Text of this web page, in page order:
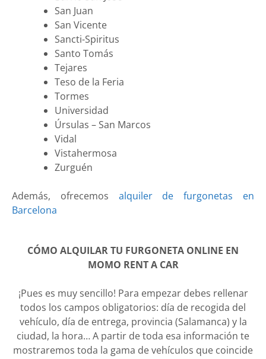
San Juan
San Vicente
Sancti-Spiritus
Santo Tomás
Tejares
Teso de la Feria
Tormes
Universidad
Úrsulas – San Marcos
Vidal
Vistahermosa
Zurguén
Además, ofrecemos alquiler de furgonetas en
Barcelona
CÓMO ALQUILAR TU FURGONETA ONLINE EN
MOMO RENT A CAR
¡Pues es muy sencillo! Para empezar debes rellenar
todos los campos obligatorios: día de recogida del
vehículo, día de entrega, provincia (Salamanca) y la
ciudad, la hora… A partir de toda esa información te
mostraremos toda la gama de vehículos que coincide